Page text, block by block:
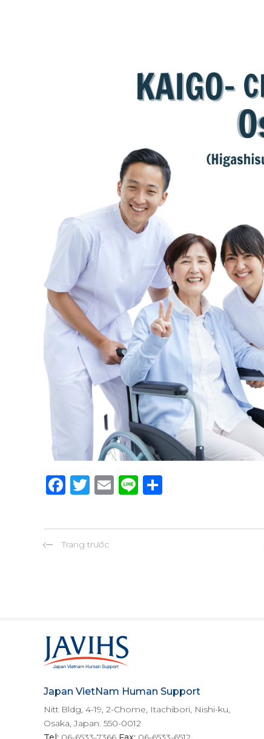
F
c
e
T
it
te
E
ai
Li
e ar
Trang trước
Japan VietNam Human Support
Nitt Bldg, 4-19, 2-Chome, Itachibori, Nishi-ku,
Osaka, Japan. 550-0012